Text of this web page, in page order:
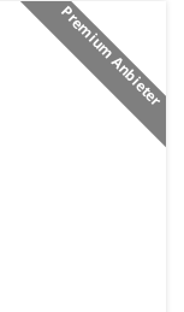
Premium Anbieter